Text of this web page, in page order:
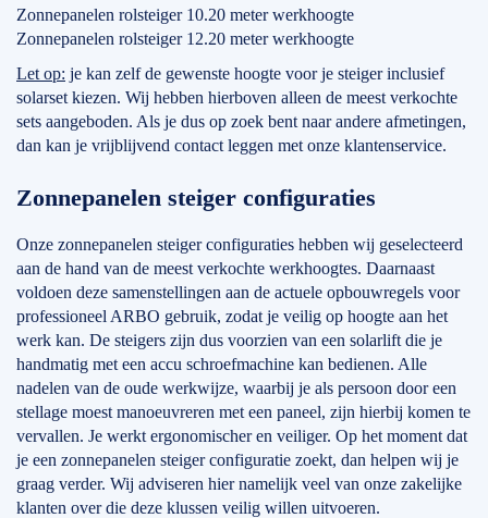
Zonnepanelen rolsteiger 10.20 meter werkhoogte
Zonnepanelen rolsteiger 12.20 meter werkhoogte
Let op: je kan zelf de gewenste hoogte voor je steiger inclusief
solarset kiezen. Wij hebben hierboven alleen de meest verkochte
sets aangeboden. Als je dus op zoek bent naar andere afmetingen,
dan kan je vrijblijvend contact leggen met onze klantenservice.
Zonnepanelen steiger configuraties
Onze zonnepanelen steiger configuraties hebben wij geselecteerd
aan de hand van de meest verkochte werkhoogtes. Daarnaast
voldoen deze samenstellingen aan de actuele opbouwregels voor
professioneel ARBO gebruik, zodat je veilig op hoogte aan het
werk kan. De steigers zijn dus voorzien van een solarlift die je
handmatig met een accu schroefmachine kan bedienen. Alle
nadelen van de oude werkwijze, waarbij je als persoon door een
stellage moest manoeuvreren met een paneel, zijn hierbij komen te
vervallen. Je werkt ergonomischer en veiliger. Op het moment dat
je een zonnepanelen steiger configuratie zoekt, dan helpen wij je
graag verder. Wij adviseren hier namelijk veel van onze zakelijke
klanten over die deze klussen veilig willen uitvoeren.